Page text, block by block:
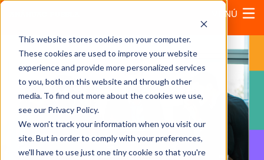
This website stores cookies on your computer.
These cookies are used to improve your website
experience and provide more personalized services
to you, both on this website and through other
media. To find out more about the cookies we use,
see our Privacy Policy.
We won't track your information when you visit our
site. But in order to comply with your preferences,
we'll have to use just one tiny cookie so that you're
MENÚ